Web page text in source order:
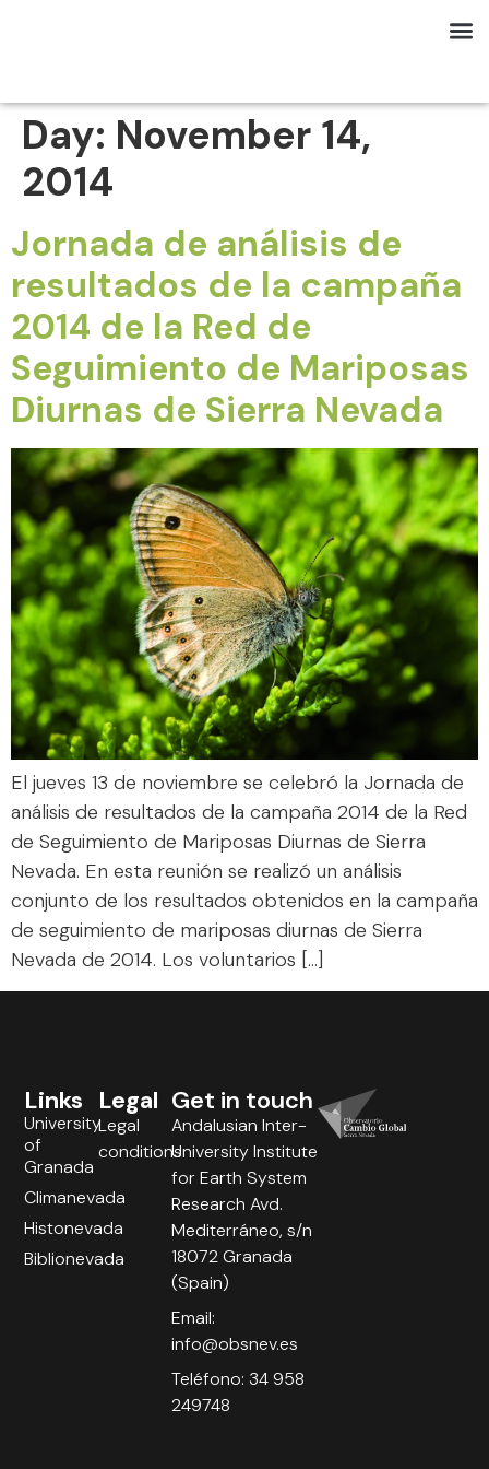
Day: November 14,
2014
Jornada de análisis de
resultados de la campaña
2014 de la Red de
Seguimiento de Mariposas
Diurnas de Sierra Nevada
El jueves 13 de noviembre se celebró la Jornada de
análisis de resultados de la campaña 2014 de la Red
de Seguimiento de Mariposas Diurnas de Sierra
Nevada. En esta reunión se realizó un análisis
conjunto de los resultados obtenidos en la campaña
de seguimiento de mariposas diurnas de Sierra
Nevada de 2014. Los voluntarios […]
Legal
Legal
conditions
Links
University
of
Granada
Climanevada
Histonevada
Biblionevada
Get in touch
Andalusian Inter-
University Institute
for Earth System
Research Avd.
Mediterráneo, s/n
18072 Granada
(Spain)
Email:
info@obsnev.es
Teléfono: 34 958
249748